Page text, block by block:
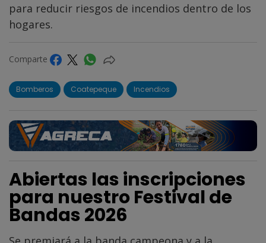
para reducir riesgos de incendios dentro de los
hogares.
Comparte
Bomberos Coatepeque Incendios
Abiertas las inscripciones
para nuestro Festival de
Bandas 2026